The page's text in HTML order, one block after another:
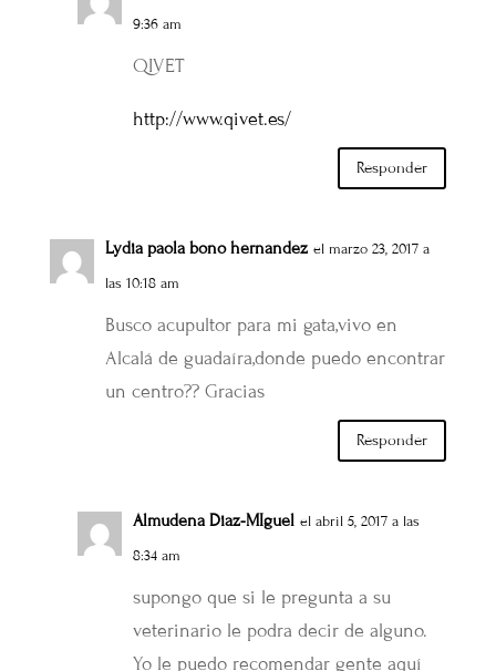
9:36 am
QIVET
http://www.qivet.es/
Responder
Lydia paola bono hernandez el marzo 23, 2017 a
las 10:18 am
Busco acupultor para mi gata,vivo en
Alcalá de guadaíra,donde puedo encontrar
un centro?? Gracias
Responder
Almudena Diaz-MIguel el abril 5, 2017 a las
8:34 am
supongo que si le pregunta a su
veterinario le podra decir de alguno.
Yo le puedo recomendar gente aquí